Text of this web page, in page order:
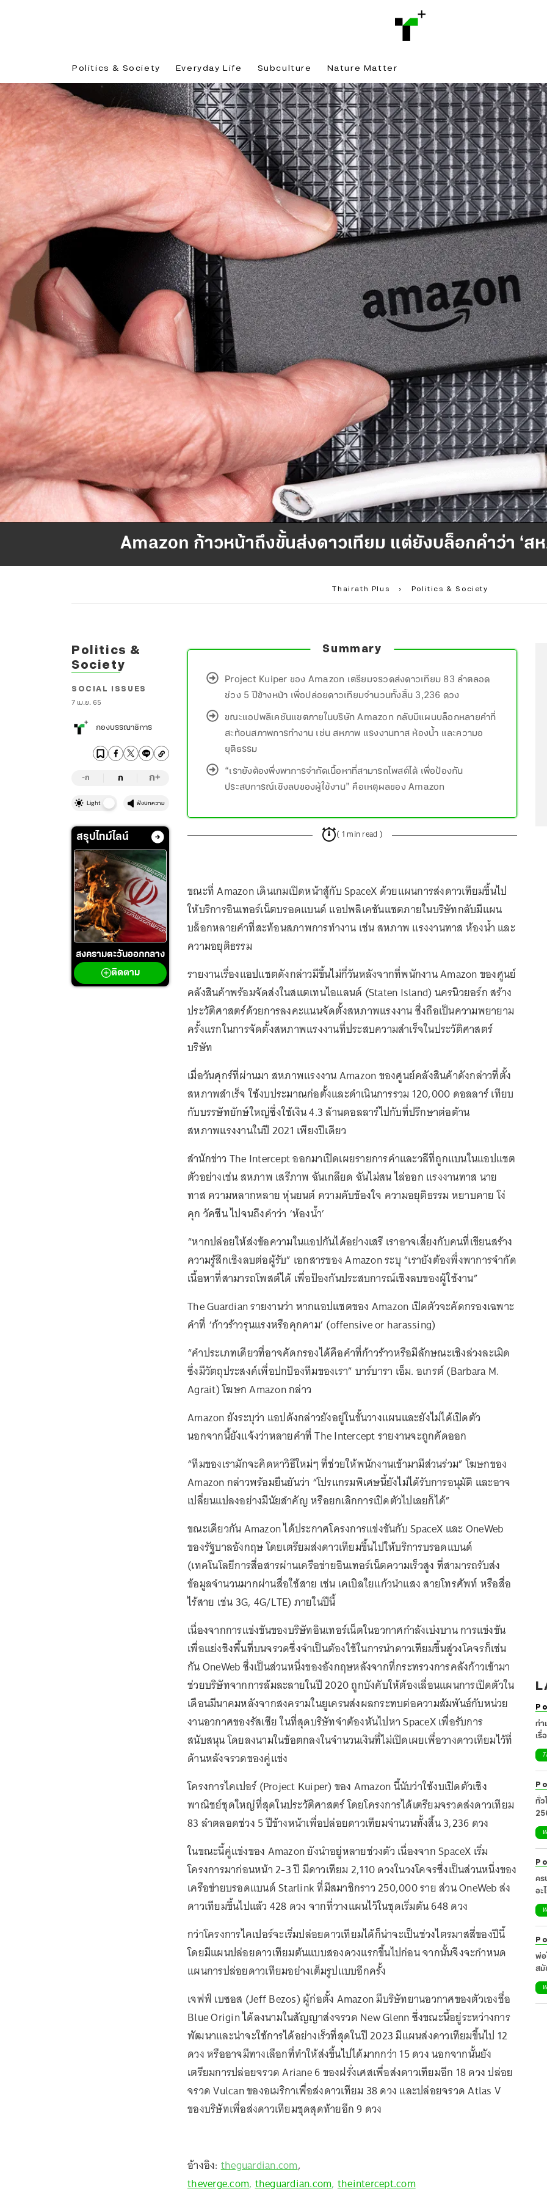
Politics & Society Everyday Life Subculture Nature Matter
Amazon ก้าวหน้าถึงขั้นส่งดาวเทียม แต่ยังบล็อกคำว่า ‘ส
Thairath Plus › Politics & Society
Politics &
Society
SOCIAL ISSUES
7 เม.ย. 65
กองบรรณาธิการ
-ก ก ก+
Light ฟังบทความ
สรุปไทม์ไลน์
สงครามตะวันออกกลาง
ติดตาม
ท่า
เรื่
ทั่ว
คร
อะ
ศิล
พ่อ
สมั
Summary
Project Kuiper ของ Amazon เตรียมจรวดส่งดาวเทียม 83 ลำตลอด
ช่วง 5 ปีข้างหน้า เพื่อปล่อยดาวเทียมจำนวนทั้งสิ้น 3,236 ดวง
ขณะแอปพลิเคชันแชตภายในบริษัท Amazon กลับมีแผนบล็อกหลายคำที่
สะท้อนสภาพการทำงาน เช่น สหภาพ แรงงานทาส ห้องน้ำ และความอ
ยุติธรรม
“เรายังต้องพึ่งพาการจำกัดเนื้อหาที่สามารถโพสต์ได้ เพื่อป้องกัน
ประสบการณ์เชิงลบของผู้ใช้งาน” คือเหตุผลของ Amazon
( 1 min read )
ขณะที่ Amazon เดินเกมเปิดหน้าสู้กับ SpaceX ด้วยแผนการส่งดาวเทียมขึ้นไป
ให้บริการอินเทอร์เน็ตบรอดแบนด์ แอปพลิเคชันแชตภายในบริษัทกลับมีแผน
บล็อกหลายคำที่สะท้อนสภาพการทำงาน เช่น สหภาพ แรงงานทาส ห้องน้ำ และ
ความอยุติธรรม
รายงานเรื่องแอปแชตดังกล่าวมีขึ้นไม่กี่วันหลังจากที่พนักงาน Amazon ของศูนย์
คลังสินค้าพร้อมจัดส่งในสแตเทนไอแลนด์ (Staten Island) นครนิวยอร์ก สร้าง
ประวัติศาสตร์ด้วยการลงคะแนนจัดตั้งสหภาพแรงงาน ซึ่งถือเป็นความพยายาม
ครั้งแรกในการจัดตั้งสหภาพแรงงานที่ประสบความสำเร็จในประวัติศาสตร์
บริษัท
เมื่อวันศุกร์ที่ผ่านมา สหภาพแรงงาน Amazon ของศูนย์คลังสินค้าดังกล่าวที่ตั้ง
สหภาพสำเร็จ ใช้งบประมาณก่อตั้งและดำเนินการรวม 120,000 ดอลลาร์ เทียบ
กับบรรษัทยักษ์ใหญ่ซึ่งใช้เงิน 4.3 ล้านดอลลาร์ไปกับที่ปรึกษาต่อต้าน
สหภาพแรงงานในปี 2021 เพียงปีเดียว
สำนักข่าว The Intercept ออกมาเปิดเผยรายการคำและวลีที่ถูกแบนในแอปแชต
ตัวอย่างเช่น สหภาพ เสรีภาพ ฉันเกลียด ฉันไม่สน ไล่ออก แรงงานทาส นาย
ทาส ความหลากหลาย หุ่นยนต์ ความคับข้องใจ ความอยุติธรรม หยาบคาย โง่
คุก วัคซีน ไปจนถึงคำว่า ‘ห้องน้ำ’
“หากปล่อยให้ส่งข้อความในแอปกันได้อย่างเสรี เราอาจเสี่ยงกับคนที่เขียนสร้าง
ความรู้สึกเชิงลบต่อผู้รับ” เอกสารของ Amazon ระบุ “เรายังต้องพึ่งพาการจำกัด
เนื้อหาที่สามารถโพสต์ได้ เพื่อป้องกันประสบการณ์เชิงลบของผู้ใช้งาน”
The Guardian รายงานว่า หากแอปแชตของ Amazon เปิดตัวจะคัดกรองเฉพาะ
คำที่ ‘ก้าวร้าวรุนแรงหรือคุกคาม’ (offensive or harassing)
“คำประเภทเดียวที่อาจคัดกรองได้คือคำที่ก้าวร้าวหรือมีลักษณะเชิงล่วงละเมิด
ซึ่งมีวัตถุประสงค์เพื่อปกป้องทีมของเรา” บาร์บารา เอ็ม. อเกรต์ (Barbara M.
Agrait) โฆษก Amazon กล่าว
Amazon ยังระบุว่า แอปดังกล่าวยังอยู่ในขั้นวางแผนและยังไม่ได้เปิดตัว
นอกจากนี้ยังแจ้งว่าหลายคำที่ The Intercept รายงานจะถูกคัดออก
“ทีมของเรามักจะคิดหาวิธีใหม่ๆ ที่ช่วยให้พนักงานเข้ามามีส่วนร่วม” โฆษกของ
Amazon กล่าวพร้อมยืนยันว่า “โปรแกรมพิเศษนี้ยังไม่ได้รับการอนุมัติ และอาจ
เปลี่ยนแปลงอย่างมีนัยสำคัญ หรือยกเลิกการเปิดตัวไปเลยก็ได้”
ขณะเดียวกัน Amazon ได้ประกาศโครงการแข่งขันกับ SpaceX และ OneWeb
ของรัฐบาลอังกฤษ โดยเตรียมส่งดาวเทียมขึ้นไปให้บริการบรอดแบนด์
(เทคโนโลยีการสื่อสารผ่านเครือข่ายอินเทอร์เน็ตความเร็วสูง ที่สามารถรับส่ง
ข้อมูลจำนวนมากผ่านสื่อใช้สาย เช่น เคเบิลใยแก้วนำแสง สายโทรศัพท์ หรือสื่อ
ไร้สาย เช่น 3G, 4G/LTE) ภายในปีนี้
เนื่องจากการแข่งขันของบริษัทอินเทอร์เน็ตในอวกาศกำลังเบ่งบาน การแข่งขัน
เพื่อแย่งชิงพื้นที่บนจรวดซึ่งจำเป็นต้องใช้ในการนำดาวเทียมขึ้นสู่วงโคจรก็เช่น
กัน OneWeb ซึ่งเป็นส่วนหนึ่งของอังกฤษหลังจากที่กระทรวงการคลังก้าวเข้ามา
ช่วยบริษัทจากการล้มละลายในปี 2020 ถูกบังคับให้ต้องเลื่อนแผนการเปิดตัวใน
เดือนมีนาคมหลังจากสงครามในยูเครนส่งผลกระทบต่อความสัมพันธ์กับหน่วย
งานอวกาศของรัสเซีย ในที่สุดบริษัทจำต้องหันไปหา SpaceX เพื่อรับการ
สนับสนุน โดยลงนามในข้อตกลงในจำนวนเงินที่ไม่เปิดเผยเพื่อวางดาวเทียมไว้ที่
ด้านหลังจรวดของคู่แข่ง
โครงการไคเปอร์ (Project Kuiper) ของ Amazon นี้นับว่าใช้งบเปิดตัวเชิง
พาณิชย์ชุดใหญ่ที่สุดในประวัติศาสตร์ โดยโครงการได้เตรียมจรวดส่งดาวเทียม
83 ลำตลอดช่วง 5 ปีข้างหน้าเพื่อปล่อยดาวเทียมจำนวนทั้งสิ้น 3,236 ดวง
ในขณะนี้คู่แข่งของ Amazon ยังนำอยู่หลายช่วงตัว เนื่องจาก SpaceX เริ่ม
โครงการมาก่อนหน้า 2-3 ปี มีดาวเทียม 2,110 ดวงในวงโคจรซึ่งเป็นส่วนหนึ่งของ
เครือข่ายบรอดแบนด์ Starlink ที่มีสมาชิกราว 250,000 ราย ส่วน OneWeb ส่ง
ดาวเทียมขึ้นไปแล้ว 428 ดวง จากที่วางแผนไว้ในชุดเริ่มต้น 648 ดวง
กว่าโครงการไคเปอร์จะเริ่มปล่อยดาวเทียมได้ก็น่าจะเป็นช่วงไตรมาสสี่ของปีนี้
โดยมีแผนปล่อยดาวเทียมต้นแบบสองดวงแรกขึ้นไปก่อน จากนั้นจึงจะกำหนด
แผนการปล่อยดาวเทียมอย่างเต็มรูปแบบอีกครั้ง
เจฟฟ์ เบซอส (Jeff Bezos) ผู้ก่อตั้ง Amazon มีบริษัทยานอวกาศของตัวเองชื่อ
Blue Origin ได้ลงนามในสัญญาส่งจรวด New Glenn ซึ่งขณะนี้อยู่ระหว่างการ
พัฒนาและน่าจะใช้การได้อย่างเร็วที่สุดในปี 2023 มีแผนส่งดาวเทียมขึ้นไป 12
ดวง หรืออาจมีทางเลือกที่ทำให้ส่งขึ้นไปได้มากกว่า 15 ดวง นอกจากนั้นยัง
เตรียมการปล่อยจรวด Ariane 6 ของฝรั่งเศสเพื่อส่งดาวเทียมอีก 18 ดวง ปล่อย
จรวด Vulcan ของอเมริกาเพื่อส่งดาวเทียม 38 ดวง และปล่อยจรวด Atlas V
ของบริษัทเพื่อส่งดาวเทียมชุดสุดท้ายอีก 9 ดวง
อ้างอิง:theguardian.com,
theverge.com,theguardian.com,theintercept.com